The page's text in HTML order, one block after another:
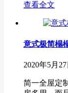
查看全文
意式极简榻
2020年5月27
简一全屋定